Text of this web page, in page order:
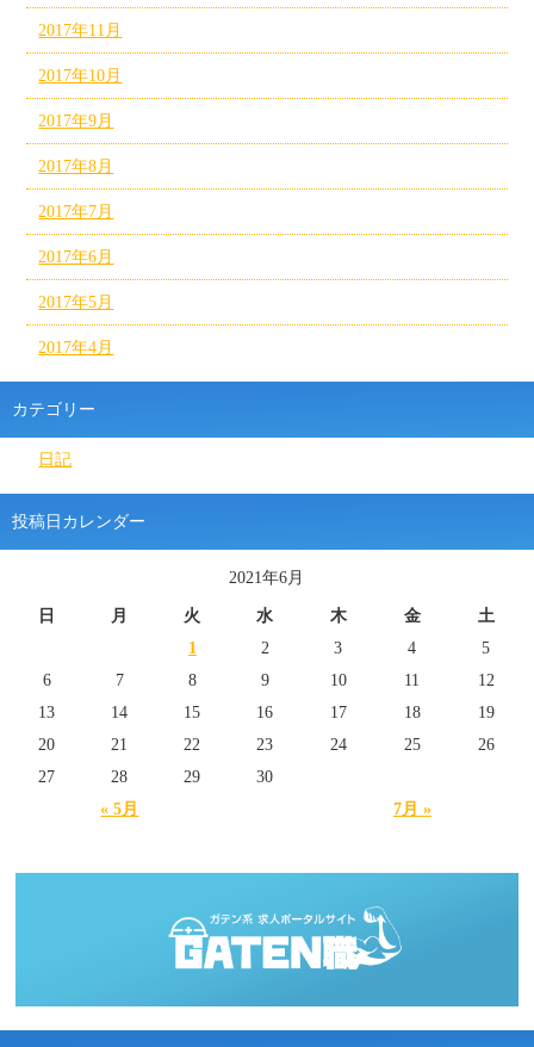
2017年11月
2017年10月
2017年9月
2017年8月
2017年7月
2017年6月
2017年5月
2017年4月
カテゴリー
日記
投稿日カレンダー
2021年6月
日 月 火 水 木 金 土
« 5月 7月 »
1 2 3 4
5
6
7 8 9 10 11
12
13
14 15 16 17 18
19
20
21 22 23 24 25
26
27
28 29 30